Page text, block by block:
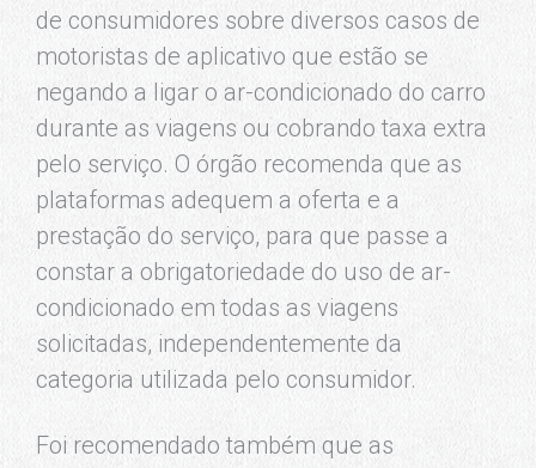
de consumidores sobre diversos casos de
motoristas de aplicativo que estão se
negando a ligar o ar-condicionado do carro
durante as viagens ou cobrando taxa extra
pelo serviço. O órgão recomenda que as
plataformas adequem a oferta e a
prestação do serviço, para que passe a
constar a obrigatoriedade do uso de ar-
condicionado em todas as viagens
solicitadas, independentemente da
categoria utilizada pelo consumidor.
Foi recomendado também que as